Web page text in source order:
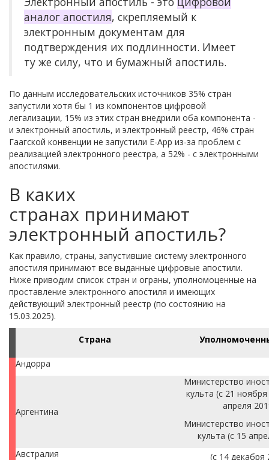
аналог апостиля, скрепляемый к
электронным документам для
подтверждения их подлинности. Имеет
ту же силу, что и бумажный апостиль.
По данным исследовательских источников 35% стран
запустили хотя бы 1 из компонентов цифровой
легализации, 15% из этих стран внедрили оба компонента -
и электронный апостиль, и электронный реестр, 46% стран
Гаагской конвенции не запустили E-App из-за проблем с
реализацией электронного реестра, а 52% - с электронными
апостилями.
В каких
странах принимают
электронный апостиль?
Как правило, страны, запустившие систему электронного
апостиля принимают все выданные цифровые апостили.
Ниже приводим список стран и ограны, уполномоценные на
проставление электронного апостиля и имеющих
действующий электронный реестр (по состоянию на
15.03.2025).
Страна
Андорра
Аргентина
Министерство
культа (с 21
апреля
Министерство
культа (с 15
Австралия
(с 14 декабря